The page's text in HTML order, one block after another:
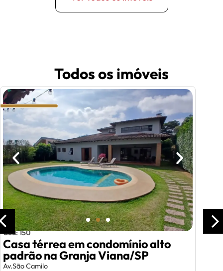
Todos os imóveis
Cód: 150
Casa térrea em condomínio alto
padrão na Granja Viana/SP
Av.São Camilo